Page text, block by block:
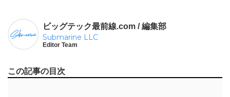
ビッグテック最前線.com / 編集部
Submarine LLC
Editor Team
この記事の目次